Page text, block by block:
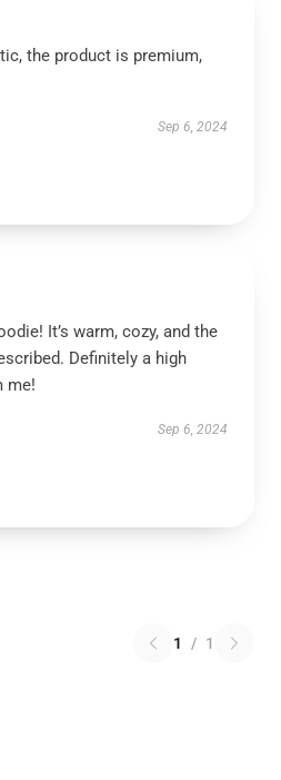
the product is premium,
Sep 6, 2024
It’s warm, cozy, and the
Definitely a high
me!
Sep 6, 2024
1 / 1